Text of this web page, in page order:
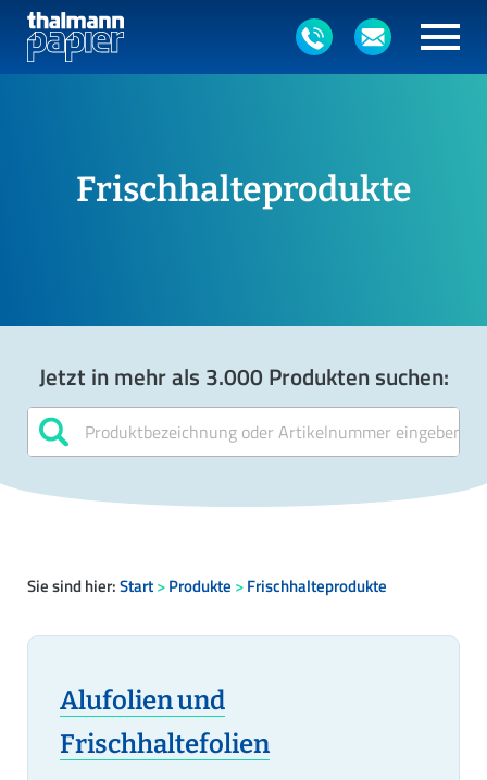
Frischhalteprodukte
Jetzt in mehr als 3.000 Produkten suchen:
Sie sind hier:Start>Produkte >Frischhalteprodukte
Alufolien und
Frischhaltefolien